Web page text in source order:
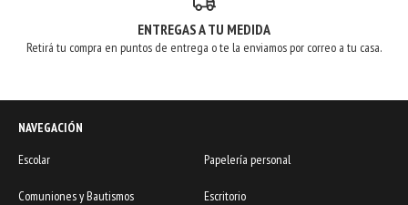
ENTREGAS A TU MEDIDA
Retirá tu compra en puntos de entrega o te la enviamos por correo a tu casa.
NAVEGACIÓN
Escolar
Papelería personal
Comuniones y Bautismos Escritorio